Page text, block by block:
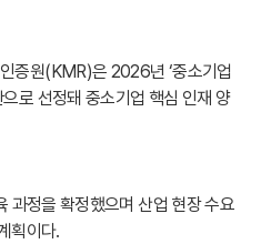
증원(KMR)은 2026년 ‘중소기업
로 선정돼 중소기업 핵심 인재 양
과정을 확정했으며 산업 현장 수요
획이다.